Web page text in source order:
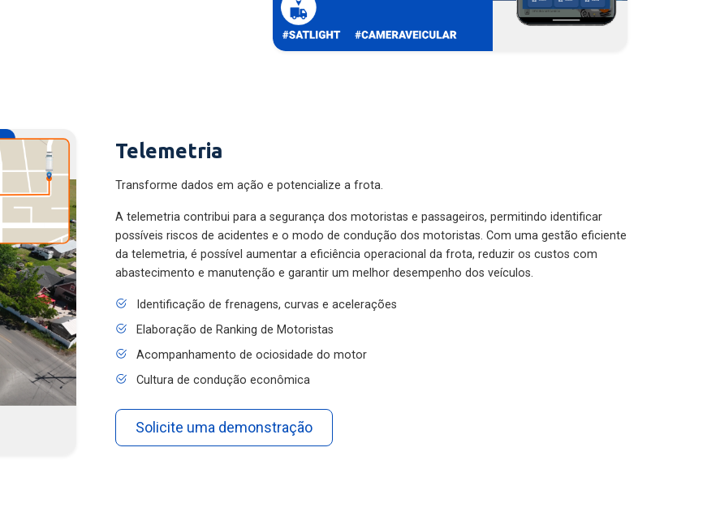
Telemetria
Transforme dados em ação e potencialize a frota.
A telemetria contribui para a segurança dos motoristas e passageiros, permitindo identificar
possíveis riscos de acidentes e o modo de condução dos motoristas. Com uma gestão eficiente
da telemetria, é possível aumentar a eficiência operacional da frota, reduzir os custos com
abastecimento e manutenção e garantir um melhor desempenho dos veículos.
Identificação de frenagens, curvas e acelerações
Elaboração de Ranking de Motoristas
Acompanhamento de ociosidade do motor
Cultura de condução econômica
Solicite uma demonstração